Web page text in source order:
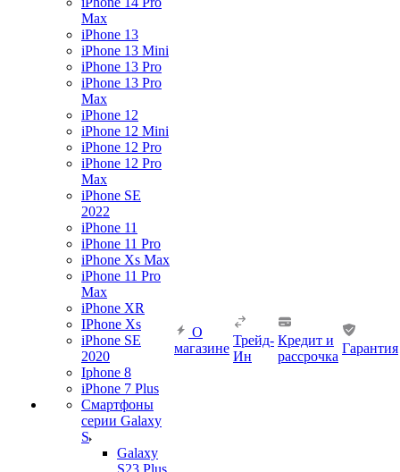
Max
iPhone 13
iPhone 13 Mini
iPhone 13 Pro
iPhone 13 Pro
Max
iPhone 12
iPhone 12 Mini
iPhone 12 Pro
iPhone 12 Pro
Max
iPhone SE
2022
iPhone 11
iPhone 11 Pro
iPhone Xs Max
iPhone 11 Pro
Max
iPhone XR
IPhone Xs
iPhone SE
2020
Iphone 8
iPhone 7 Plus
Смартфоны
серии Galaxy
S
Galaxy
S23 Plus
О
магазине
Трейд-
Ин
Кредит и
рассрочка
Гарантия